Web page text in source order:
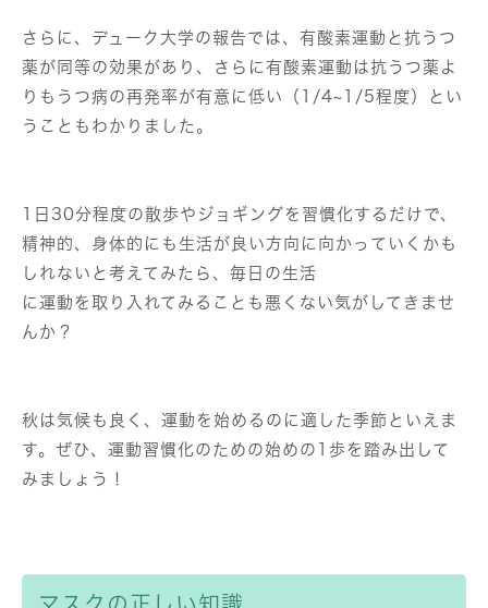
さらに、デューク大学の報告では、有酸素運動と抗うつ
薬が同等の効果があり、さらに有酸素運動は抗うつ薬よ
りもうつ病の再発率が有意に低い（1/4~1/5程度）とい
うこともわかりました。
1日30分程度の散歩やジョギングを習慣化するだけで、
精神的、身体的にも生活が良い方向に向かっていくかも
しれないと考えてみたら、毎日の生活
に運動を取り入れてみることも悪くない気がしてきませ
んか？
秋は気候も良く、運動を始めるのに適した季節といえま
す。ぜひ、運動習慣化のための始めの1歩を踏み出して
みましょう！
マスクの正しい知識